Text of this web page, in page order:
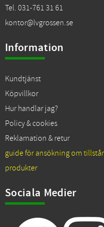
Tel. 031-761 31 61
kontor@lvgrossen.se
Information
Kundtjänst
Köpvillkor
Hur handlar jag?
Policy & cookies
Reklamation & retur
guide för ansökning om
produkter
Sociala Medier